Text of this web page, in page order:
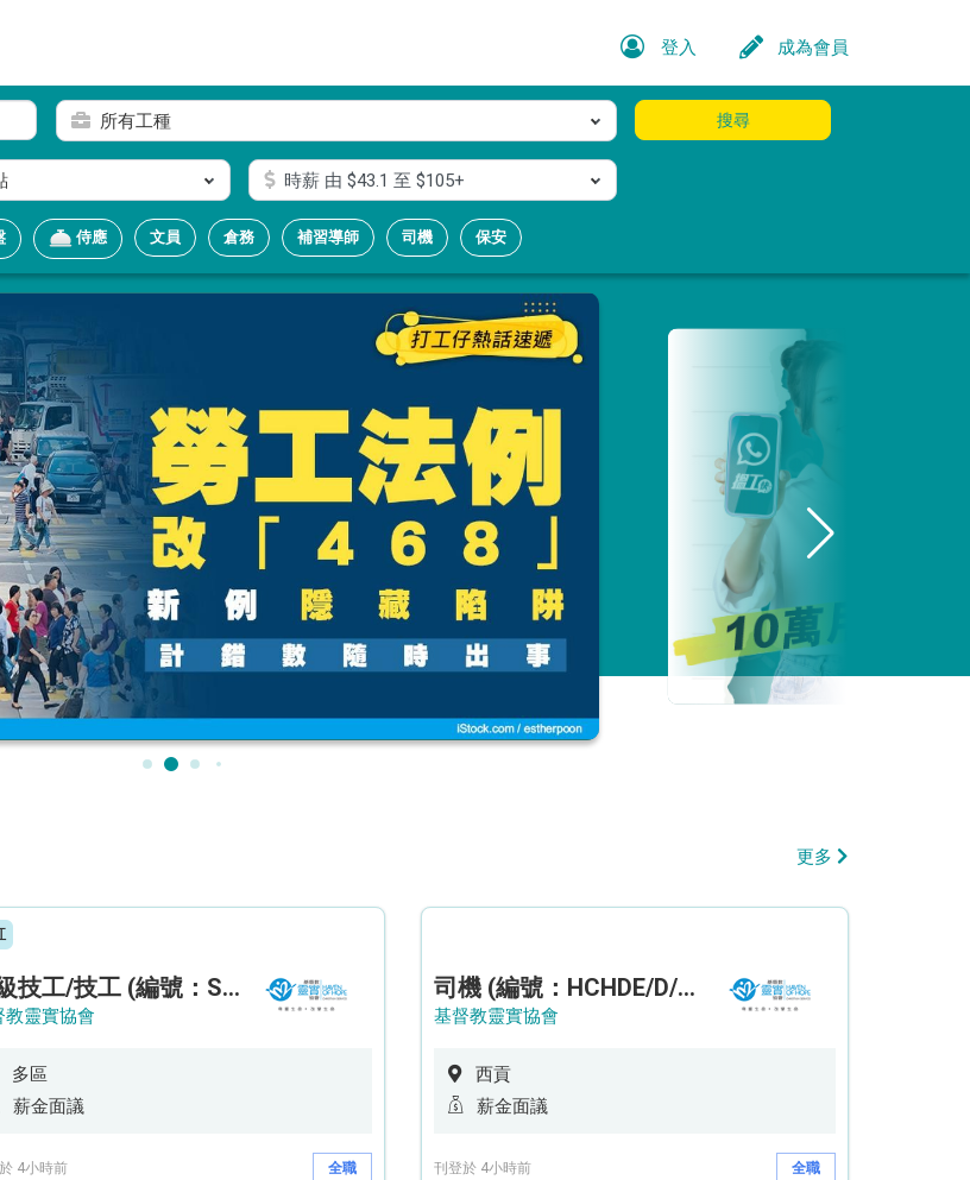
登入 成為會員
所有工種
時薪由 $43.1 至 $105+
搜尋
侍應 文員 倉務 補習導師 司機 保安
更多
高級技工/技工 (編號：SSO/FM/A/CTE)
教靈實協會
多區
薪金面議
4小時前 全職
司機 (編號：HCHDE/D/CTE)
基督教靈實協會
西貢
薪金面議
刊登於 4小時前 全職